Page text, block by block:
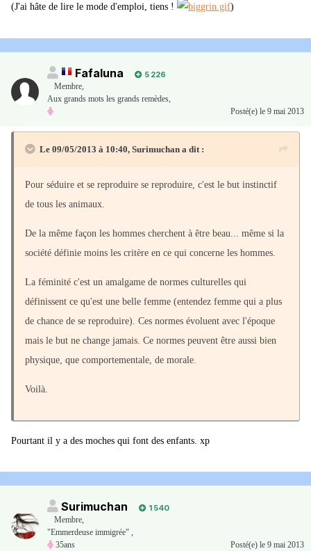
(J'ai hâte de lire le mode d'emploi, tiens ! )
Fafaluna
5 226
Membre
Aux grands mots les grands remèdes,
Posté(e) le 9 mai 2013
Le 09/05/2013 à 10:40, Surimuchan a dit :
Pour séduire et se reproduire se reproduire, c'est le but instinctif
de tous les animaux.
De la même façon les hommes cherchent à être beau... même si la
société définie moins les critère en ce qui concerne les hommes.
La féminité c'est un amalgame de normes culturelles qui
définissent ce qu'est une belle femme (entendez femme qui a plus
de chance de se reproduire). Ces normes évoluent avec l'époque
mais le but ne change jamais. Ce normes peuvent être aussi bien
physique, que comportementale, de morale.
Voilà.
Pourtant il y a des moches qui font des enfants. xp
Surimuchan
1 540
Membre
"Emmerdeuse immigrée" ,
35ans
Posté(e) le 9 mai 2013